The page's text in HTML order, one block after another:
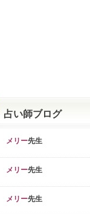
占い師ブログ
メリー先生
メリー先生
メリー先生